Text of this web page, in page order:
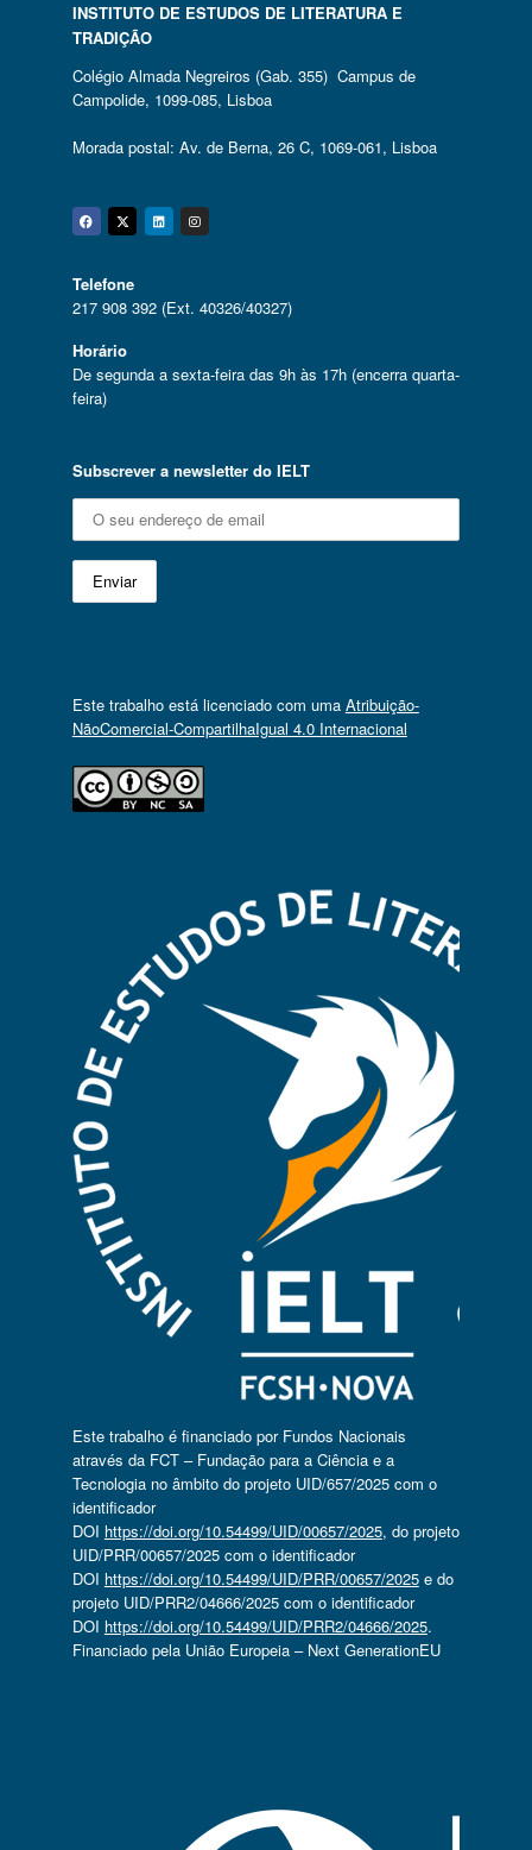
INSTITUTO DE ESTUDOS DE LITERATURA E
TRADIÇÃO
Colégio Almada Negreiros (Gab. 355) Campus de
Campolide, 1099-085, Lisboa
Morada postal: Av. de Berna, 26 C, 1069-061, Lisboa
Facebook
Twitter
Linkedin
Instagram
Telefone
217 908 392 (Ext. 40326/40327)
Horário
De segunda a sexta-feira das 9h às 17h (encerra quarta-
feira)
Subscrever a newsletter do IELT
Este trabalho está licenciado com uma Atribuição-
NãoComercial-CompartilhaIgual 4.0 Internacional
Este trabalho é financiado por Fundos Nacionais
através da FCT – Fundação para a Ciência e a
Tecnologia no âmbito do projeto UID/657/2025 com o
identificador
DOI https://doi.org/10.54499/UID/00657/2025, do projeto
UID/PRR/00657/2025 com o identificador
DOI https://doi.org/10.54499/UID/PRR/00657/2025e do
projeto UID/PRR2/04666/2025 com o identificador
DOI https://doi.org/10.54499/UID/PRR2/04666/2025.
Financiado pela União Europeia – Next GenerationEU